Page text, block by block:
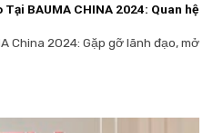
BAUMA CHINA 2024: Quan hệ
China 2024: Gặp gỡ lãnh đạo, mở